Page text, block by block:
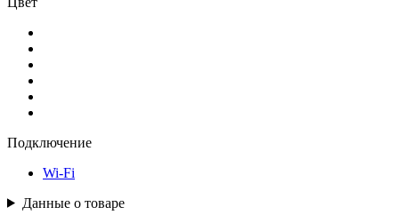
Подключение
Wi-Fi
Данные о товаре